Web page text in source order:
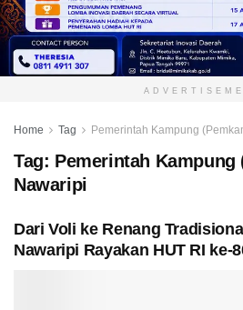
Home Tag Pemerintah Kampung
Tag: Pemerintah Kampung
Nawaripi
Dari Voli ke Renang
Nawaripi Rayakan HUT RI ke-